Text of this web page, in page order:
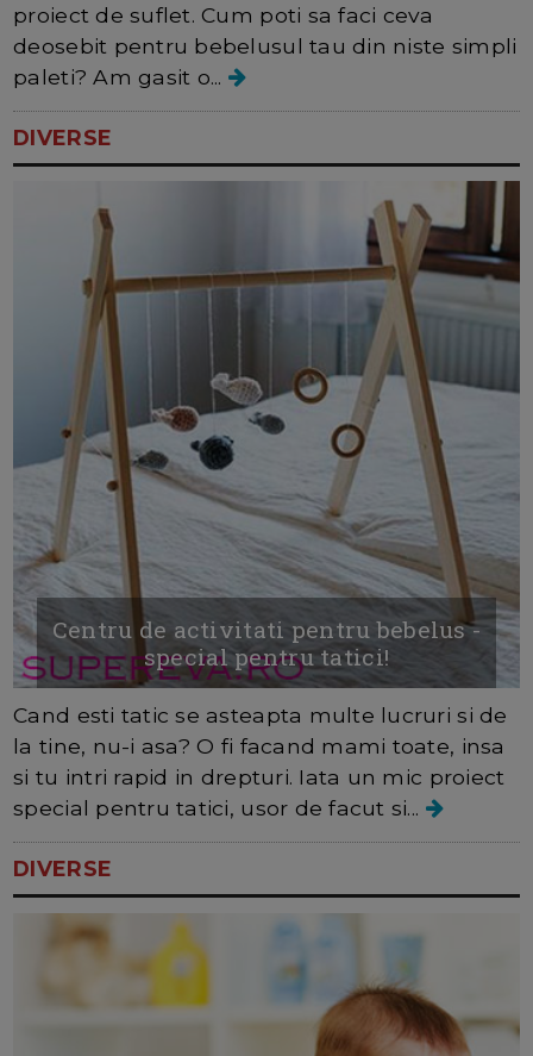
proiect de suflet. Cum poti sa faci ceva
deosebit pentru bebelusul tau din niste simpli
paleti? Am gasit o...
DIVERSE
Centru de activitati pentru bebelus -
special pentru tatici!
Cand esti tatic se asteapta multe lucruri si de
la tine, nu-i asa? O fi facand mami toate, insa
si tu intri rapid in drepturi. Iata un mic proiect
special pentru tatici, usor de facut si...
DIVERSE